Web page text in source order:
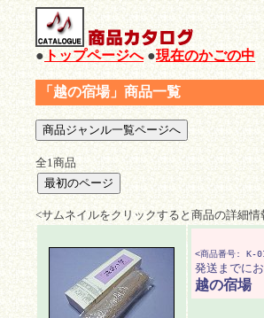
● トップページへ●現在のかごの中
「越の宿場」商品一覧
全1商品
<サムネイルをクリックすると商品の詳細
<商品番号: K-
発送までに
越の宿場